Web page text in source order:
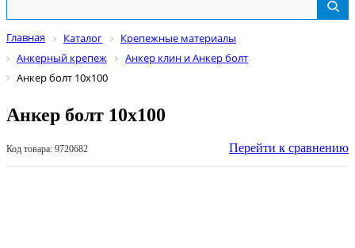
Главная Каталог
Крепежные материалы
Анкерный крепеж
Анкер клин и Анкер болт
Анкер болт 10х100
Анкер болт 10х100
Код товара: 9720682 Перейти к сравнению